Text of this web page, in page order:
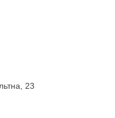
23